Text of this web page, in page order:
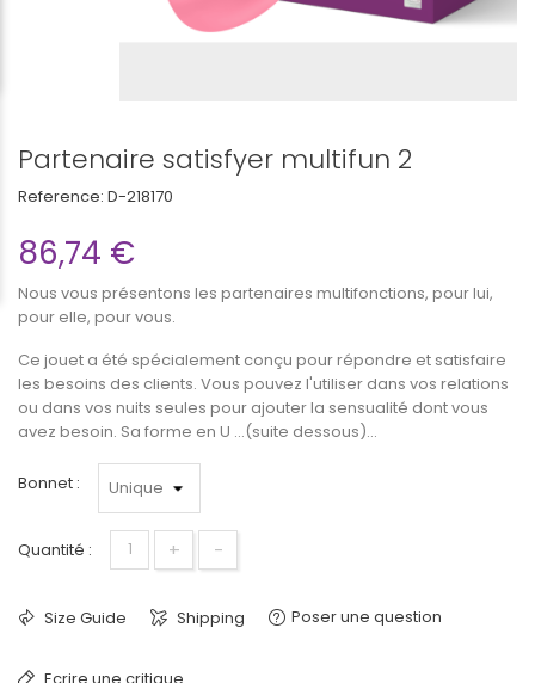
Partenaire satisfyer multifun 2
Reference: D-218170
86,74 €
Nous vous présentons les partenaires multifonctions, pour lui,
pour elle, pour vous.
Ce jouet a été spécialement conçu pour répondre et satisfaire
les besoins des clients. Vous pouvez l'utiliser dans vos relations
ou dans vos nuits seules pour ajouter la sensualité dont vous
avez besoin. Sa forme en U ...(suite dessous)...
Bonnet :
Quantité : + -
Size Guide Shipping Poser une question
Ecrire une critique